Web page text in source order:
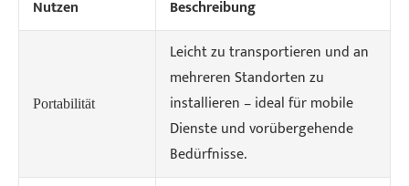
Nutzen
Beschreibung
Portabilität
Leicht zu transportieren und an
mehreren Standorten zu
installieren – ideal für mobile
Dienste und vorübergehende
Bedürfnisse.